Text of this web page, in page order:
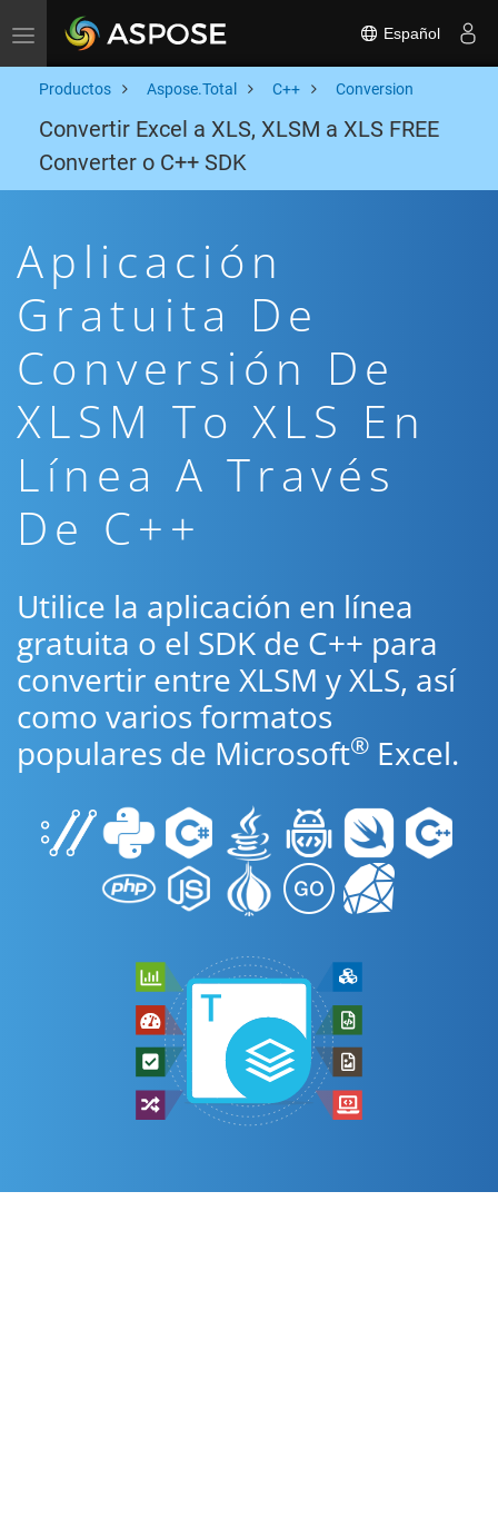
Toggle navigation Español
Productos Aspose.Total C++ Conversion
Convertir Excel a XLS, XLSM a XLS FREE
Converter o C++ SDK
Aplicación
Gratuita De
Conversión De
XLSM To XLS En
Línea A Través
De C++
Utilice la aplicación en línea
gratuita o el SDK de C++ para
convertir entre XLSM y XLS, así
como varios formatos
populares de Microsoft® Excel.